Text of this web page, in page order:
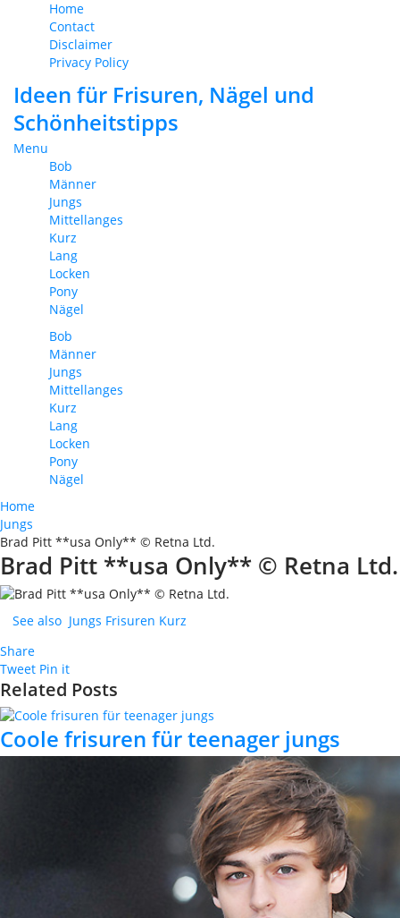
Home
Contact
Disclaimer
Privacy Policy
Ideen für Frisuren, Nägel und
Schönheitstipps
Menu
Bob
Männer
Jungs
Mittellanges
Kurz
Lang
Locken
Pony
Nägel
Bob
Männer
Jungs
Mittellanges
Kurz
Lang
Locken
Pony
Nägel
Home
Jungs
Brad Pitt **usa Only** © Retna Ltd.
Brad Pitt **usa Only** © Retna Ltd.
See also Jungs Frisuren Kurz
Share
Tweet Pin it
Related Posts
Coole frisuren für teenager jungs